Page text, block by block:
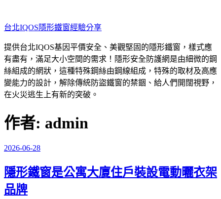
至
主
要
內
容
台北IQOS隱形鐵窗經驗分享
提供台北IQOS基因平價安全、美觀堅固的隱形鐵窗，樣式應
有盡有，滿足大小空間的需求！隱形安全防護網是由細微的鋼
絲組成的網狀，這種特殊鋼絲由鋼線組成，特殊的取材及高應
變能力的設計，解除傳統防盜鐵窗的禁錮、給人們開闊視野，
在火災逃生上有新的突破。
作者: admin
發
於
2026-06-28
隱形鐵窗是公寓大廈住戶裝設電動曬衣架
品牌